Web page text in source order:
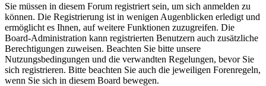
Sie müssen in diesem Forum registriert sein, um sich anmelden zu
können. Die Registrierung ist in wenigen Augenblicken erledigt und
ermöglicht es Ihnen, auf weitere Funktionen zuzugreifen. Die
Board-Administration kann registrierten Benutzern auch zusätzliche
Berechtigungen zuweisen. Beachten Sie bitte unsere
Nutzungsbedingungen und die verwandten Regelungen, bevor Sie
sich registrieren. Bitte beachten Sie auch die jeweiligen Forenregeln,
wenn Sie sich in diesem Board bewegen.